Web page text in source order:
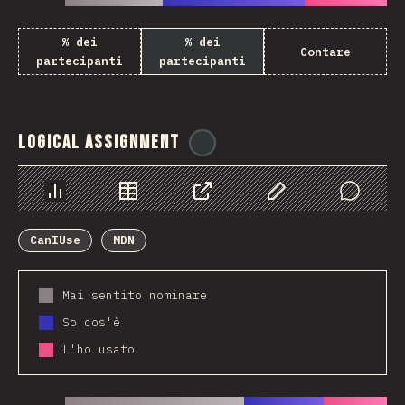
% dei
partecipanti
% dei
partecipanti
Contare
Logical Assignment
Grafico Dati CondividerePersonalizza i dati
Comments
CanIUse
MDN
Mai sentito nominare
So cos'è
L'ho usato